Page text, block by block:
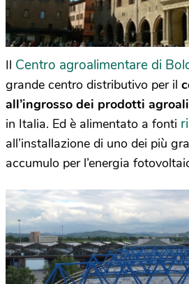
Il Centro agroalimentare di
grande centro distributivo per il
all’ingrosso dei prodotti
in Italia. Ed è alimentato a fonti
all’installazione di uno dei più
accumulo per l’energia